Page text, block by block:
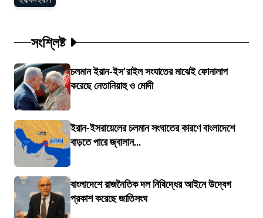
সংশ্লিষ্ট
চলমান ইরান-ইস'রাইল সংঘাতের মাঝেই ফোনালাপ
করেছে নেতানিয়াহু ও মোদী
ইরান-ইসরায়েলের চলমান সংঘাতের কারণে বাংলাদেশে
বাড়তে পারে জ্বালান...
বাংলাদেশে রাজনৈতিক দল নিষিদ্ধের আইনে উদ্বেগ
প্রকাশ করেছে জাতিসংঘ